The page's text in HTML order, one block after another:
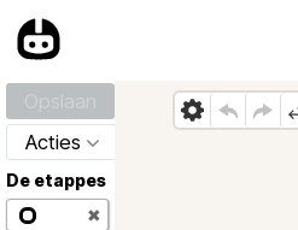
Acties
De etappes
✖